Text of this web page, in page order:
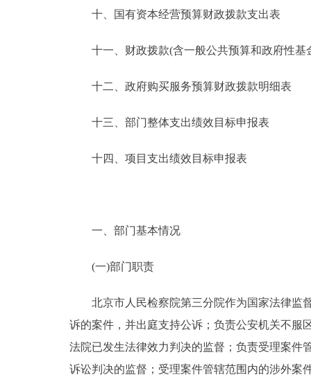
十、国有资本经营预算财政拨款支出表
十一、财政拨款(含一般公共预算和政府性基
十二、政府购买服务预算财政拨款明细表
十三、部门整体支出绩效目标申报表
十四、项目支出绩效目标申报表
一、部门基本情况
(一)部门职责
北京市人民检察院第三分院作为国家法律监督
诉的案件，并出庭支持公诉；负责公安机关不服
法院已发生法律效力判决的监督；负责受理案件
诉讼判决的监督；受理案件管辖范围内的涉外案